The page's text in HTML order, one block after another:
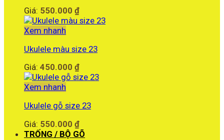
Giá: 550.000 ₫
Xem nhanh
Ukulele màu size 23
Giá: 450.000 ₫
Xem nhanh
Ukulele gỗ size 23
Giá: 550.000 ₫
TRỐNG / BỘ GÕ